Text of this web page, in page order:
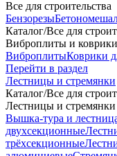
Все для строительства
Бензорезы
Каталог/Все для
Виброплиты и коврики
ВиброплитыКоврики
Перейти в раздел
Лестницы и стремянки
Каталог/Все для
Лестницы и стремянки
Вышка-тура и
двухсекционные
трёхсекционные